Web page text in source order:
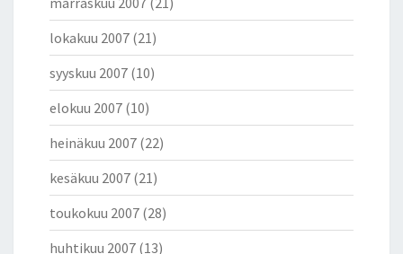
lokakuu 2007 (21)
syyskuu 2007 (10)
elokuu 2007 (10)
heinäkuu 2007 (22)
kesäkuu 2007 (21)
toukokuu 2007 (28)
huhtikuu 2007 (13)